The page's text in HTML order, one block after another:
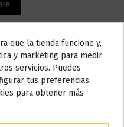
Do not show again.
unos días
que la tienda funcione y,
y marketing para medir
servicios. Puedes
tus preferencias.
para obtener más